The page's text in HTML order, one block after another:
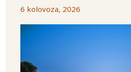
6 kolovoza, 2026